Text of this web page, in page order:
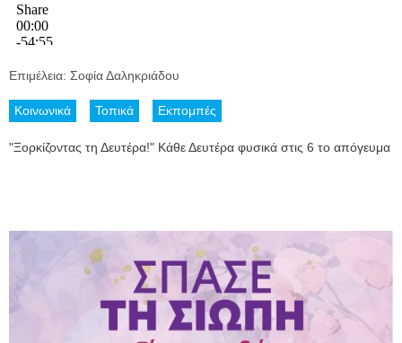
Επιμέλεια: Σοφία Δαληκριάδου
Κοινωνικά Τοπικά Εκπομπές
"Ξορκίζοντας τη Δευτέρα!" Κάθε Δευτέρα φυσικά στις 6 το απόγευμα